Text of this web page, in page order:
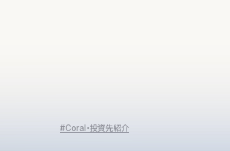
#Coral・投資先紹介